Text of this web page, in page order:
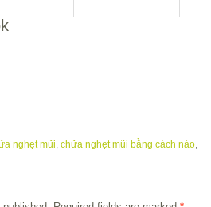
nghẹt mũi, chữa nghẹt mũi bằng cách nào,